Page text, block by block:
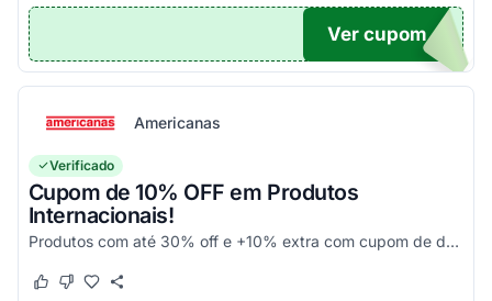
UPOM
Ver cupom
Americanas
Verificado
Cupom de 10% OFF em Produtos
Internacionais!
Produtos com até 30% off e +10% extra com cupom de desconto em produtos participantes da campanha. Consulte exceções no site. Aplique o código promocional no carrinho e aproveite!
Este cupom funcionou
Este cupom não funcionou